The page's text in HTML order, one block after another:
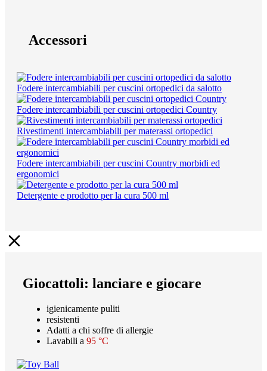
Accessori
Fodere intercambiabili per cuscini ortopedici da salotto
Fodere intercambiabili per cuscini ortopedici Country
Rivestimenti intercambiabili per materassi ortopedici
Fodere intercambiabili per cuscini Country morbidi ed
ergonomici
Detergente e prodotto per la cura 500 ml
Giocattoli: lanciare e giocare
igienicamente puliti
resistenti
Adatti a chi soffre di allergie
Lavabili a 95 °C